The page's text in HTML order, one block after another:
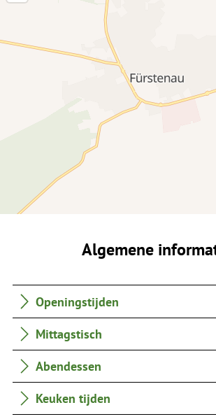
Algemene
Openingstijden
Mittagstisch
Abendessen
Keuken tijden